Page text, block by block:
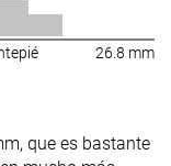
26.8 mm
que es bastante